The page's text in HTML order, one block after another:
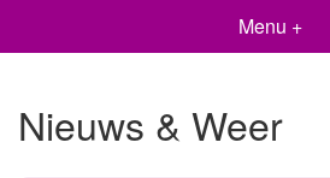
Menu +
Nieuws & Weer